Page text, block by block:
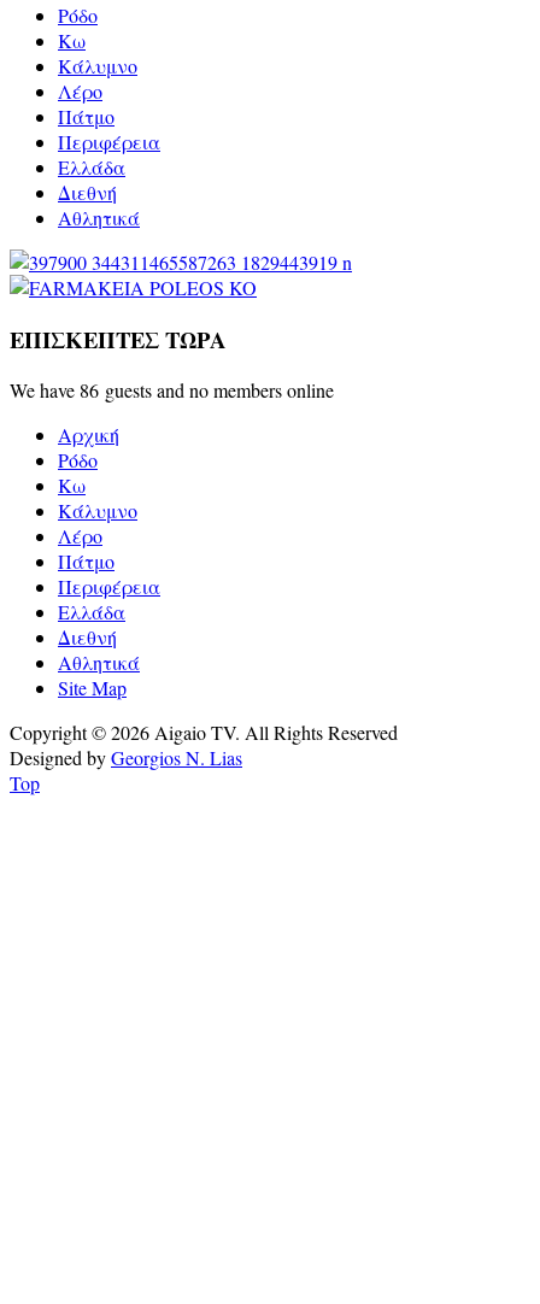
Ρόδο
Kω
Κάλυμνο
Λέρο
Πάτμο
Περιφέρεια
Ελλάδα
Διεθνή
Αθλητικά
ΕΠΙΣΚΕΠΤΕΣ ΤΩΡΑ
We have 86 guests and no members online
Αρχική
Ρόδο
Κω
Κάλυμνο
Λέρο
Πάτμο
Περιφέρεια
Ελλάδα
Διεθνή
Αθλητικά
Site Map
Copyright © 2026 Aigaio TV. All Rights Reserved
Designed byGeorgios N. Lias
Top